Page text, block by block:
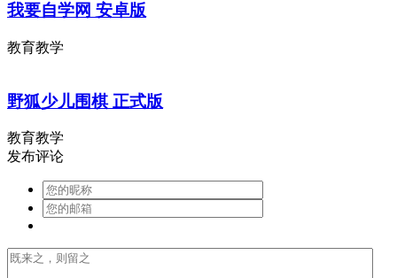
我要自学网 安卓版
教育教学
野狐少儿围棋 正式版
教育教学
发布评论